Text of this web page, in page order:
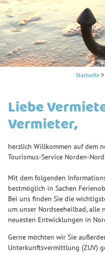
Startseite >
Liebe
Vermieter,
herzlich Willkommen auf dem
Tourismus-Service Norden-
Mit dem folgenden
bestmöglich in Sachen
Bei uns finden Sie die
um unser Nordseeheilbad,
neuesten Entwicklungen in
Gerne möchten wir Sie
Unterkunftsvermittlung (ZUV)